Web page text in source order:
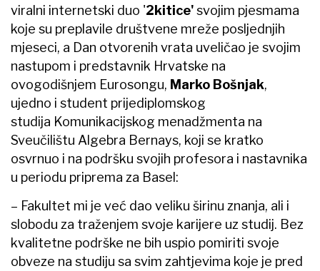
viralni internetski duo '2kitice'svojim pjesmama
koje su preplavile društvene mreže posljednjih
mjeseci, a Dan otvorenih vrata uveličao je svojim
nastupom i predstavnik Hrvatske na
ovogodišnjem Eurosongu, Marko Bošnjak,
ujedno i student prijediplomskog
studija Komunikacijskog menadžmenta na
Sveučilištu Algebra Bernays, koji se kratko
osvrnuo i na podršku svojih profesora i nastavnika
u periodu priprema za Basel:
– Fakultet mi je već dao veliku širinu znanja, ali i
slobodu za traženjem svoje karijere uz studij. Bez
kvalitetne podrške ne bih uspio pomiriti svoje
obveze na studiju sa svim zahtjevima koje je pred